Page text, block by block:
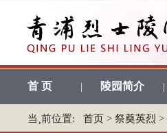
首 页 | 陵园简介 |
当¸前位置: 首页 > 祭奠英烈 >